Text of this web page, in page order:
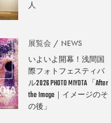
人
展覧会 NEWS
いよいよ開幕！浅間国
際フォトフェスティバ
ル2026 PHOTO MIYOTA 「After
the Image｜イメージのそ
の後」